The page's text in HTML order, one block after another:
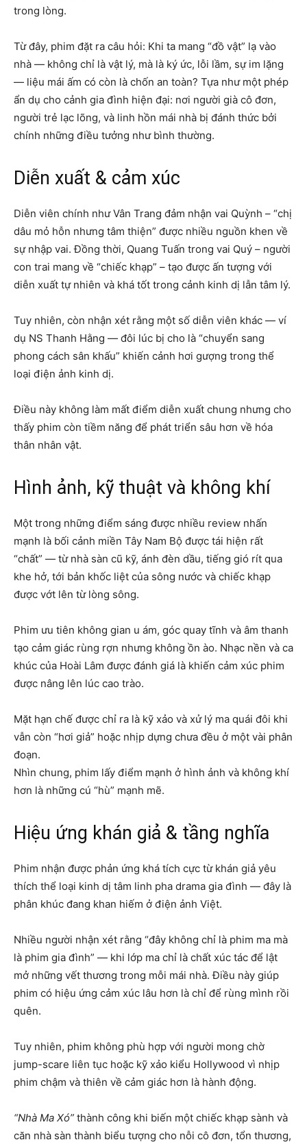
trong lòng.
Từ đây, phim đặt ra câu hỏi: Khi ta mang “đồ vật” lạ vào
nhà — không chỉ là vật lý, mà là ký ức, lỗi lầm, sự im lặng
— liệu mái ấm có còn là chốn an toàn? Tựa như một phép
ẩn dụ cho cảnh gia đình hiện đại: nơi người già cô đơn,
người trẻ lạc lõng, và linh hồn mái nhà bị đánh thức bởi
chính những điều tưởng như bình thường.
Diễn xuất & cảm xúc
Diễn viên chính như Vân Trang đảm nhận vai Quỳnh – “chị
dâu mỏ hỗn nhưng tâm thiện” được nhiều nguồn khen về
sự nhập vai. Đồng thời, Quang Tuấn trong vai Quý – người
con trai mang về “chiếc khạp” – tạo được ấn tượng với
diễn xuất tự nhiên và khá tốt trong cảnh kinh dị lẫn tâm lý.
Tuy nhiên, còn nhận xét rằng một số diễn viên khác — ví
dụ NS Thanh Hằng — đôi lúc bị cho là “chuyển sang
phong cách sân khấu” khiến cảnh hơi gượng trong thể
loại điện ảnh kinh dị.
Điều này không làm mất điểm diễn xuất chung nhưng cho
thấy phim còn tiềm năng để phát triển sâu hơn về hóa
thân nhân vật.
Hình ảnh, kỹ thuật và không khí
Một trong những điểm sáng được nhiều review nhấn
mạnh là bối cảnh miền Tây Nam Bộ được tái hiện rất
“chất” — từ nhà sàn cũ kỹ, ánh đèn dầu, tiếng gió rít qua
khe hở, tới bản khốc liệt của sông nước và chiếc khạp
được vớt lên từ lòng sông.
Phim ưu tiên không gian u ám, góc quay tĩnh và âm thanh
tạo cảm giác rùng rợn nhưng không ồn ào. Nhạc nền và ca
khúc của Hoài Lâm được đánh giá là khiến cảm xúc phim
được nâng lên lúc cao trào.
Mặt hạn chế được chỉ ra là kỹ xảo và xử lý ma quái đôi khi
vẫn còn “hơi giả” hoặc nhịp dựng chưa đều ở một vài phân
đoạn.
Nhìn chung, phim lấy điểm mạnh ở hình ảnh và không khí
hơn là những cú “hù” mạnh mẽ.
Hiệu ứng khán giả & tầng nghĩa
Phim nhận được phản ứng khá tích cực từ khán giả yêu
thích thể loại kinh dị tâm linh pha drama gia đình — đây là
phân khúc đang khan hiếm ở điện ảnh Việt.
Nhiều người nhận xét rằng “đây không chỉ là phim ma mà
là phim gia đình” — khi lớp ma chỉ là chất xúc tác để lật
mở những vết thương trong mỗi mái nhà. Điều này giúp
phim có hiệu ứng cảm xúc lâu hơn là chỉ để rùng mình rồi
quên.
Tuy nhiên, phim không phù hợp với người mong chờ
jump-scare liên tục hoặc kỹ xảo kiểu Hollywood vì nhịp
phim chậm và thiên về cảm giác hơn là hành động.
“Nhà Ma Xó” thành công khi biến một chiếc khạp sành và
căn nhà sàn thành biểu tượng cho nỗi cô đơn, tổn thương,